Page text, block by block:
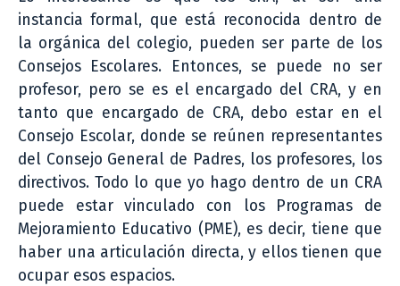
instancia formal, que está reconocida dentro de
la orgánica del colegio, pueden ser parte de los
Consejos Escolares. Entonces, se puede no ser
profesor, pero se es el encargado del CRA, y en
tanto que encargado de CRA, debo estar en el
Consejo Escolar, donde se reúnen representantes
del Consejo General de Padres, los profesores, los
directivos. Todo lo que yo hago dentro de un CRA
puede estar vinculado con los Programas de
Mejoramiento Educativo (PME), es decir, tiene que
haber una articulación directa, y ellos tienen que
ocupar esos espacios.